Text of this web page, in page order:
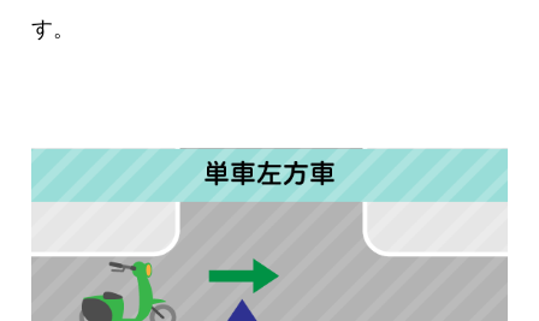
す。